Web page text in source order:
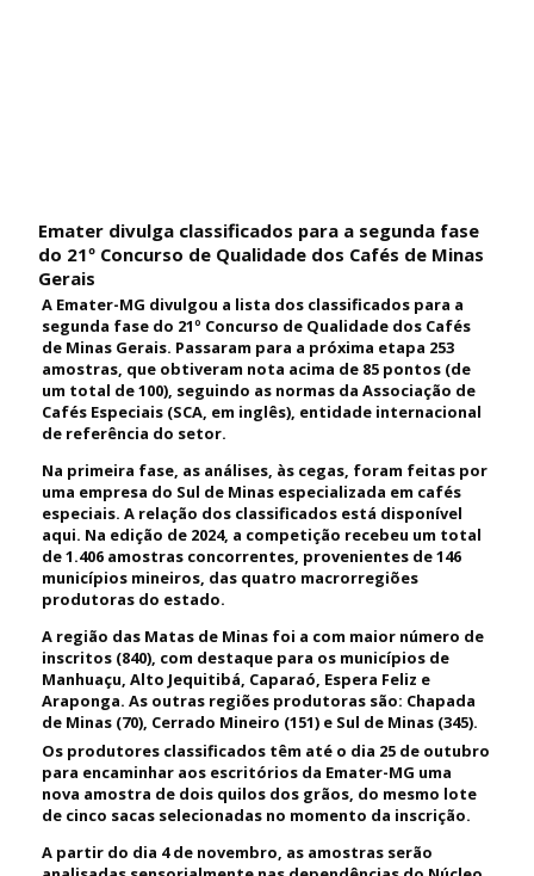
Emater divulga classificados para a segunda fase
do 21º Concurso de Qualidade dos Cafés de Minas
Gerais
A Emater-MG divulgou a lista dos classificados para a
segunda fase do 21º Concurso de Qualidade dos Cafés
de Minas Gerais. Passaram para a próxima etapa 253
amostras, que obtiveram nota acima de 85 pontos (de
um total de 100), seguindo as normas da Associação de
Cafés Especiais (SCA, em inglês), entidade internacional
de referência do setor.
Na primeira fase, as análises, às cegas, foram feitas por
uma empresa do Sul de Minas especializada em cafés
especiais. A relação dos classificados está disponível
aqui. Na edição de 2024, a competição recebeu um total
de 1.406 amostras concorrentes, provenientes de 146
municípios mineiros, das quatro macrorregiões
produtoras do estado.
A região das Matas de Minas foi a com maior número de
inscritos (840), com destaque para os municípios de
Manhuaçu, Alto Jequitibá, Caparaó, Espera Feliz e
Araponga. As outras regiões produtoras são: Chapada
de Minas (70), Cerrado Mineiro (151) e Sul de Minas (345).
Os produtores classificados têm até o dia 25 de outubro
para encaminhar aos escritórios da Emater-MG uma
nova amostra de dois quilos dos grãos, do mesmo lote
de cinco sacas selecionadas no momento da inscrição.
A partir do dia 4 de novembro, as amostras serão